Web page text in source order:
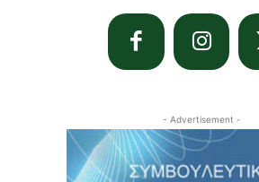
- Advertisement -